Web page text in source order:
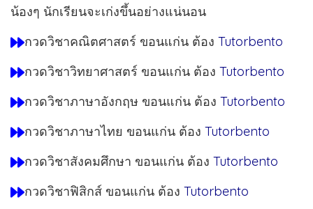
น้องๆ นักเรียนจะเก่งขึ้นอย่างแน่นอน
กวดวิชาคณิตศาสตร์ ขอนแก่น ต้อง Tutorbento
กวดวิชาวิทยาศาสตร์ ขอนแก่น ต้อง Tutorbento
กวดวิชาภาษาอังกฤษ ขอนแก่น ต้อง Tutorbento
กวดวิชาภาษาไทย ขอนแก่น ต้อง Tutorbento
กวดวิชาสังคมศึกษา ขอนแก่น ต้อง Tutorbento
กวดวิชาฟิสิกส์ ขอนแก่น ต้อง Tutorbento